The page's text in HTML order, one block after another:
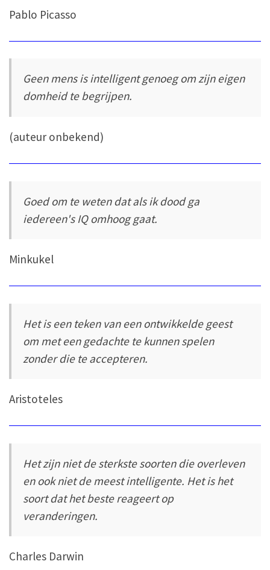
Pablo Picasso
Geen mens is intelligent genoeg om zijn eigen
domheid te begrijpen.
(auteur onbekend)
Goed om te weten dat als ik dood ga
iedereen's IQ omhoog gaat.
Minkukel
Het is een teken van een ontwikkelde geest
om met een gedachte te kunnen spelen
zonder die te accepteren.
Aristoteles
Het zijn niet de sterkste soorten die overleven
en ook niet de meest intelligente. Het is het
soort dat het beste reageert op
veranderingen.
Charles Darwin